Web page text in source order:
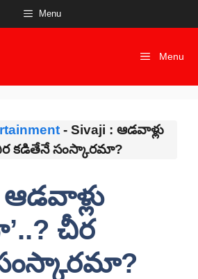
Menu
Menu
- Sivaji : ఆడవాళ్లు
కడితేనే సంస్కారమా?
చీర